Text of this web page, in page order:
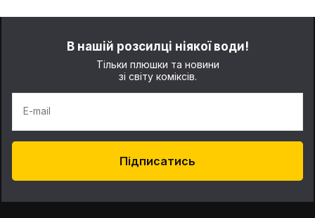
В нашій розсилці ніякої води!
Тільки плюшки та новини
зі світу коміксів.
E-mail
Підписатись